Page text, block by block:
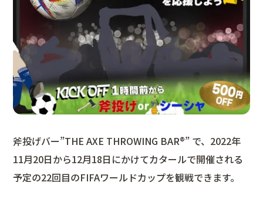
斧投げバー”THE AXE THROWING BAR®︎” で、2022年
11月20日から12月18日にかけてカタールで開催される
予定の22回目のFIFAワールドカップを観戦できます。